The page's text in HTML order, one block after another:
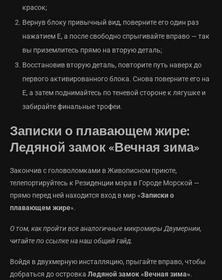
красок;
Вернув блоку привычный вид, поверните его один раз
нажатием E, а после свободно спрыгивайте вправо — так
вы приземлитесь прямо на вторую деталь;
Восстановив вторую деталь, повторите путь наверх до
первого активированного блока. Снова поверните его на
E, а затем поднимайтесь по теневой стороне к лягушке и
забирайте финальные трофеи.
Записки о плавающем жире:
Ледяной замок «Вечная зима»
Закончив с головоломками в Живописном приюте,
телепортируйтесь к Резиденции мэра в Городе Морской —
прямо перед ней находится вход в мир «Записки о
плавающем жире».
О том, как пройти все аналогичные микромиры Двумернии,
читайте по ссылке на наш общий гайд.
Войдя в двухмерную инсталляцию, прыгайте вправо, чтобы
добраться до островка Ледяной замок «Вечная зима».